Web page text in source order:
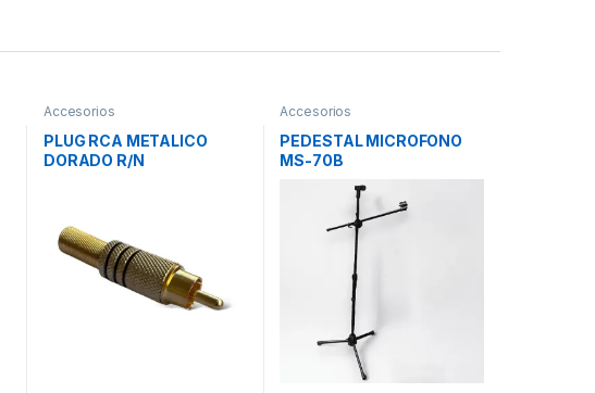
Accesorios
PLUG RCA METALICO
DORADO R/N
Accesorios
PEDESTAL MICROFONO
MS-70B